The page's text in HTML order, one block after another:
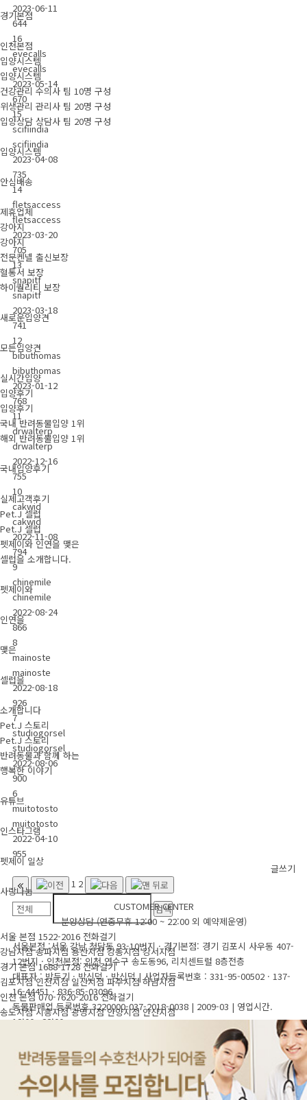
경기본점
인천본점
입양시스템
입양시스템
건강관리 수의사 팀 10명 구성
위생관리 관리사 팀 20명 구성
입양상담 상담사 팀 20명 구성
입양시스템
안심배송
제휴업체
강아지
강아지
전문켄넬 출신보장
혈통서 보장
하이퀄리티 보장
새로운입양견
모든입양견
실시간입양
입양후기
입양후기
국내 반려동물입양 1위
해외 반려동물입양 1위
국내입양후기
실제고객후기
Pet.J 셀럽
Pet.J 셀럽
펫제이와 인연을 맺은
셀럽을 소개합니다.
펫제이와
인연을
맺은
셀럽을
소개합니다
Pet.J 스토리
Pet.J 스토리
반려동물과 함께 하는
행복한 이야기
유튜브
인스타그램
펫제이 일상
사랑나눔
CUSTOMER CENTER
분양상담 (연중무휴 12:00 ~ 22:00 외 예약제운영)
서울 본점 1522-2016 전화걸기
강남지점 송파지점 용산지점 강동지점 강서지점
경기 본점 1688-1728 전화걸기
김포지점 인천지점 일산지점 파주지점 하남지점
인천 본점 070-7620-2016 전화걸기
송도지점 시흥지점 광명지점 안양지점 안산지점
2023-06-11
644
16
evecalls
evecalls
2023-05-14
670
15
scifiindia
scifiindia
2023-04-08
735
14
fletsaccess
fletsaccess
2023-03-20
705
13
snapitf
snapitf
2023-03-18
741
12
bibuthomas
bibuthomas
2023-01-12
768
11
drwalterp
drwalterp
2022-12-16
755
10
cakwid
cakwid
2022-11-08
794
9
chinemile
chinemile
2022-08-24
866
8
mainoste
mainoste
2022-08-18
926
7
studiogorsel
studiogorsel
2022-08-06
900
6
muitotosto
muitotosto
2022-04-10
955
글쓰기
1 2
서울본점 :서울 강남 청담동 93-10번지 · 경기본점: 경기 김포시 사우동 407-
12번지 · 인천본점: 인천 연수구 송도동96, 리치센트럴 8층전층
대표자 : 박두기 · 박신덕 · 박신덕|사업자등록번호 : 331-95-00502 · 137-
16-44451 · 836-85-03096
동물판매업 등록번호 3220000-037-2018-0038 | 2009-03 | 영업시간.
12:00~ 22:00
강남본점
김포본점